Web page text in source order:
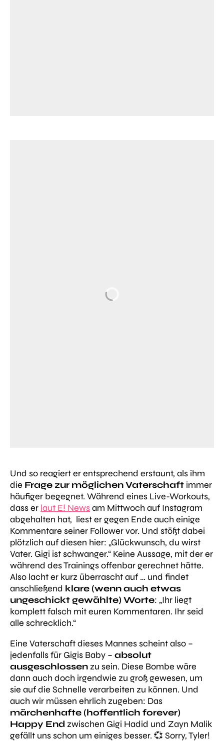
Und so reagiert er entsprechend erstaunt, als ihm
die Frage zur möglichen Vaterschaft immer
häufiger begegnet. Während eines Live-Workouts,
dass er laut E! Newsam Mittwoch auf Instagram
abgehalten hat, liest er gegen Ende auch einige
Kommentare seiner Follower vor. Und stößt dabei
plötzlich auf diesen hier: „Glückwunsch, du wirst
Vater. Gigi ist schwanger.“ Keine Aussage, mit der er
während des Trainings offenbar gerechnet hätte.
Also lacht er kurz überrascht auf … und findet
anschließend klare (wenn auch etwas
ungeschickt gewählte) Worte: „Ihr liegt
komplett falsch mit euren Kommentaren. Ihr seid
alle schrecklich.“
Eine Vaterschaft dieses Mannes scheint also –
jedenfalls für Gigis Baby – absolut
ausgeschlossen zu sein. Diese Bombe wäre
dann auch doch irgendwie zu großgewesen, um
sie auf die Schnelle verarbeiten zu können. Und
auch wir müssen ehrlich zugeben: Das
märchenhafte (hoffentlich forever)
Happy End zwischen Gigi Hadid und Zayn Malik
gefällt uns schon um einiges besser. 💞 Sorry, Tyler!